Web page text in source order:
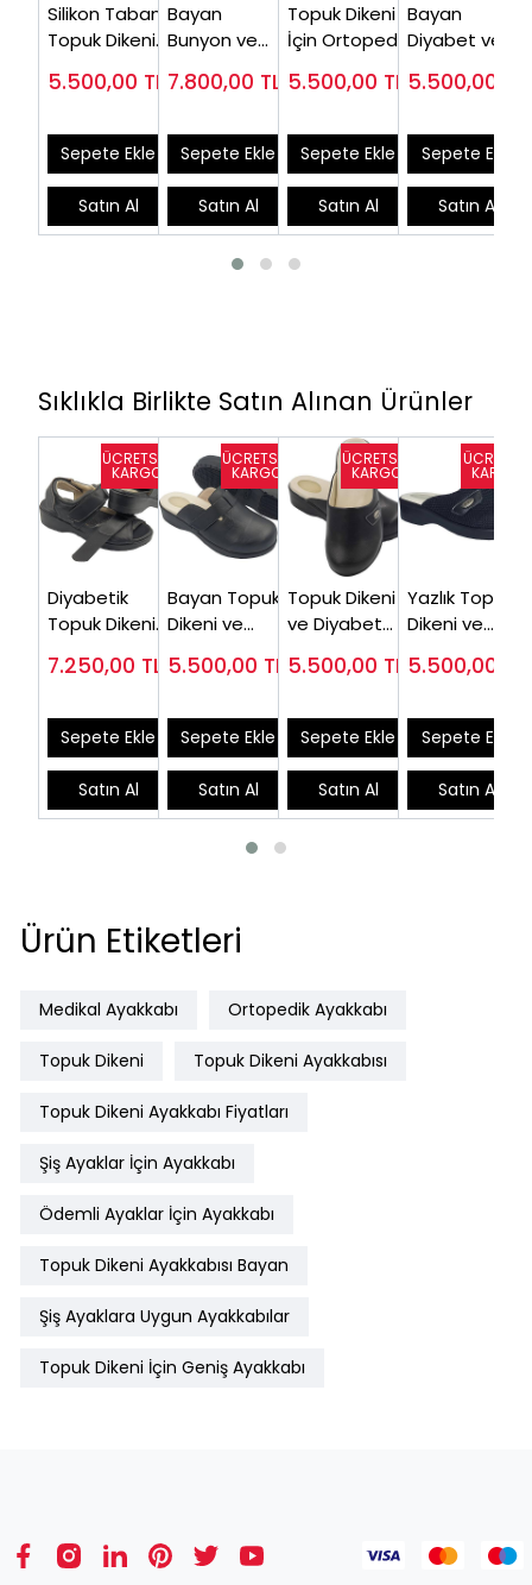
Silikon Tabanlı
Topuk Dikeni
Terlik
5.500,00 TL
Sepete Ekle
Satın Al
Bayan
Bunyon ve
Ayakkabısı
7.800,00 TL
Sepete Ekle
Satın Al
Topuk Dikeni
İçin Ortopedik
EPTODT165F
5.500,00 TL
Sepete Ekle
Satın Al
Bayan
Diyabet ve
Terliği Bej
5.500,00
Sepete Ekle
Satın Al
Sıklıkla Birlikte Satın Alınan Ürünler
Diyabetik
Topuk Dikeni
Kadın EPT-
7.250,00 TL
Sepete Ekle
Satın Al
Bayan Topuk
Dikeni ve
Terliği Siyah
5.500,00 TL
Sepete Ekle
Satın Al
Topuk Dikeni
ve Diyabet
Siyah
5.500,00 TL
Sepete Ekle
Satın Al
Yazlık Topuk
Dikeni ve
Terliği Fileli
EPTODTY160S
5.500,00
Sepete Ekle
Satın Al
Ürün Etiketleri
Medikal Ayakkabı Ortopedik Ayakkabı
Topuk Dikeni Topuk Dikeni Ayakkabısı
Topuk Dikeni Ayakkabı Fiyatları
Şiş Ayaklar İçin Ayakkabı
Ödemli Ayaklar İçin Ayakkabı
Topuk Dikeni Ayakkabısı Bayan
Şiş Ayaklara Uygun Ayakkabılar
Topuk Dikeni İçin Geniş Ayakkabı